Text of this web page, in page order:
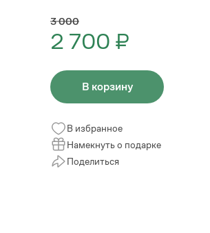
3 000
2 700 ₽
В корзину
В избранное
Намекнуть о подарке
Поделиться